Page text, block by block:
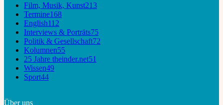
Film, Musik, Kunst213
Termine168
English112
Interviews & Porträts75
Politik & Gesellschaft72
Kolumnen55
25 Jahre theinder.net51
Wissen49
Sport44
Über uns